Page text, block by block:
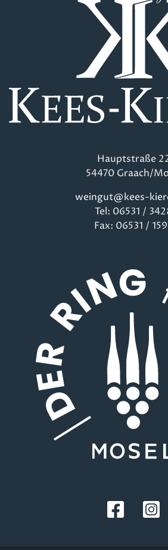
Hauptstraße
54470 Graach/
weingut@kees-
Tel: 06531 /
Fax: 06531 /